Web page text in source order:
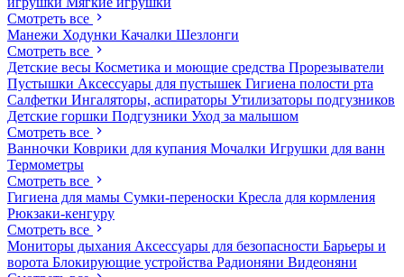
Смотреть все
Манежи Ходунки Качалки Шезлонги
Смотреть все
Детские весы Косметика и моющие средства Прорезыватели
Пустышки Аксессуары для пустышек Гигиена полости рта
Салфетки Ингаляторы, аспираторы Утилизаторы подгузников
Детские горшки Подгузники Уход за малышом
Смотреть все
Ванночки Коврики для купания Мочалки Игрушки для ванн
Термометры
Смотреть все
Гигиена для мамы Сумки-переноски Кресла для кормления
Рюкзаки-кенгуру
Смотреть все
Мониторы дыхания Аксессуары для безопасности Барьеры и
ворота Блокирующие устройства Радионяни Видеоняни